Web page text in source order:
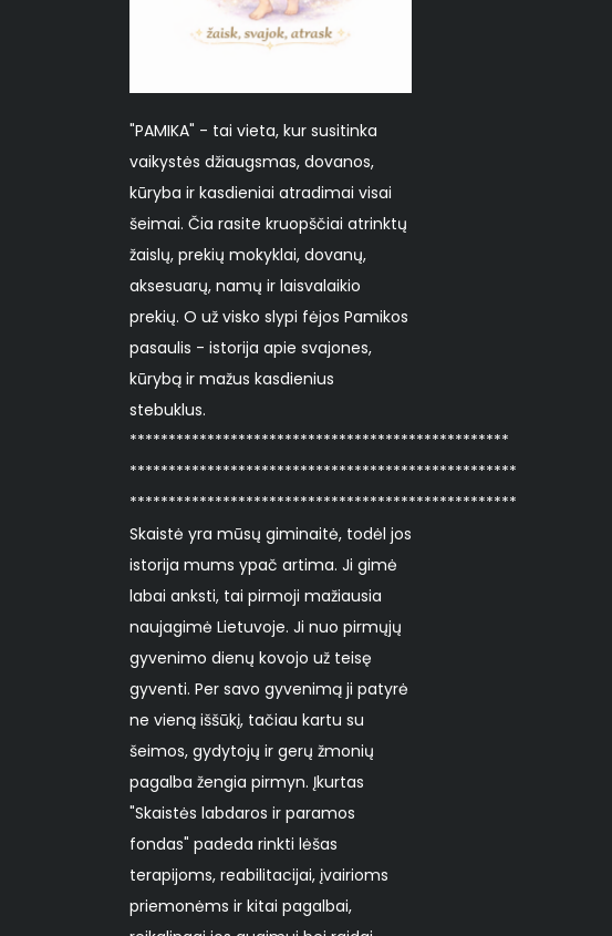
"PAMIKA" - tai vieta, kur susitinka
vaikystės džiaugsmas, dovanos,
kūryba ir kasdieniai atradimai visai
šeimai. Čia rasite kruopščiai atrinktų
žaislų, prekių mokyklai, dovanų,
aksesuarų, namų ir laisvalaikio
prekių. O už visko slypi fėjos Pamikos
pasaulis - istorija apie svajones,
kūrybą ir mažus kasdienius
stebuklus.
*************************************************
**************************************************
**************************************************
Skaistė yra mūsų giminaitė, todėl jos
istorija mums ypač artima. Ji gimė
labai anksti, tai pirmoji mažiausia
naujagimė Lietuvoje. Ji nuo pirmųjų
gyvenimo dienų kovojo už teisę
gyventi. Per savo gyvenimą ji patyrė
ne vieną iššūkį, tačiau kartu su
šeimos, gydytojų ir gerų žmonių
pagalba žengia pirmyn. Įkurtas
"Skaistės labdaros ir paramos
fondas" padeda rinkti lėšas
terapijoms, reabilitacijai, įvairioms
priemonėms ir kitai pagalbai,